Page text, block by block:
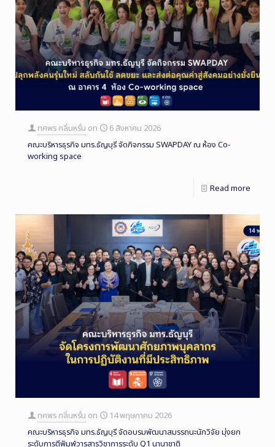
ทศพร กลิ่นหรั่น on
6 สิงหาคม 2026
คณะบริหารธุรกิจ มทร.ธัญบุรี จัดกิจกรรม SWAPDAY ณ ห้อง Co-
working space
Read more
ทศพร กลิ่นหรั่น on
14 พฤษภาคม 2026
คณะบริหารธุรกิจ มทร.ธัญบุรี จัดอบรมพัฒนาสมรรถนะนักวิจัย มุ่งยก
ระดับการตีพิมพ์วารสารวิชาการระดับ Q1 นานาชาติ